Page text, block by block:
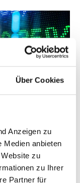
Über Cookies
Anzeigen zu
Medien anbieten
zu
zu Ihrer
Partner für